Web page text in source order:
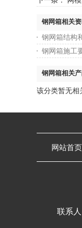
钢网箱相关
钢网箱结构
钢网箱施工
钢网箱相关
该分类暂无相
网站首页
联系